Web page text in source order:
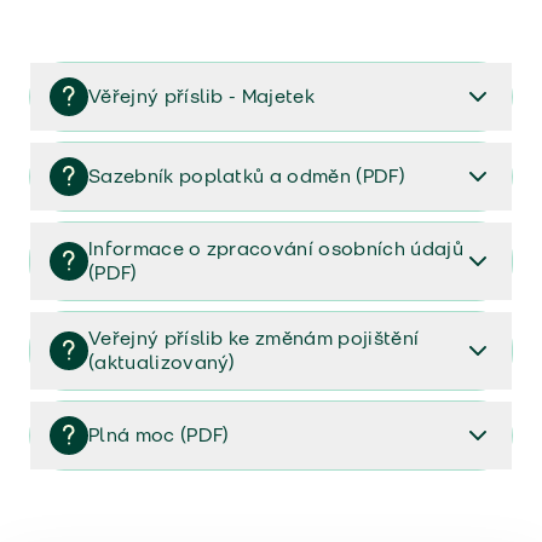
Věřejný příslib - Majetek
Věřejný příslib majetek 2023
Sazebník poplatků a odměn (PDF)
Sazebník poplatků a odměn (PDF)
Informace o zpracování osobních údajů
(PDF)
Informace o zpracování osobních údajů (PDF)
Veřejný příslib ke změnám pojištění
(aktualizovaný)
Veřejný příslib ke změnám pojištění (aktualizovaný)
Plná moc (PDF)